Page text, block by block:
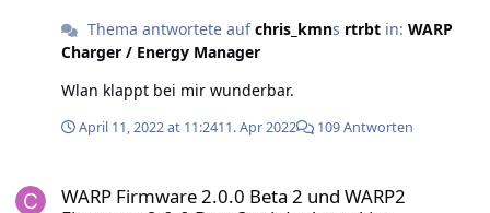
Vergleich zur jetzigen Implementierung wird er nicht
beim Start des Ladecontrollers resettet, sondern beim
Stecken/Freigeben. Wäre das möglich, oder kollidiert
Thema antwortete aufchris_kmns rtrbtin: WARP
Charger / Energy Manager
Wlan klappt bei mir wunderbar.
April 11, 2022 at 11:2411. Apr 2022 109 Antworten
WARP Firmware 2.0.0 Beta 2 und WARP2